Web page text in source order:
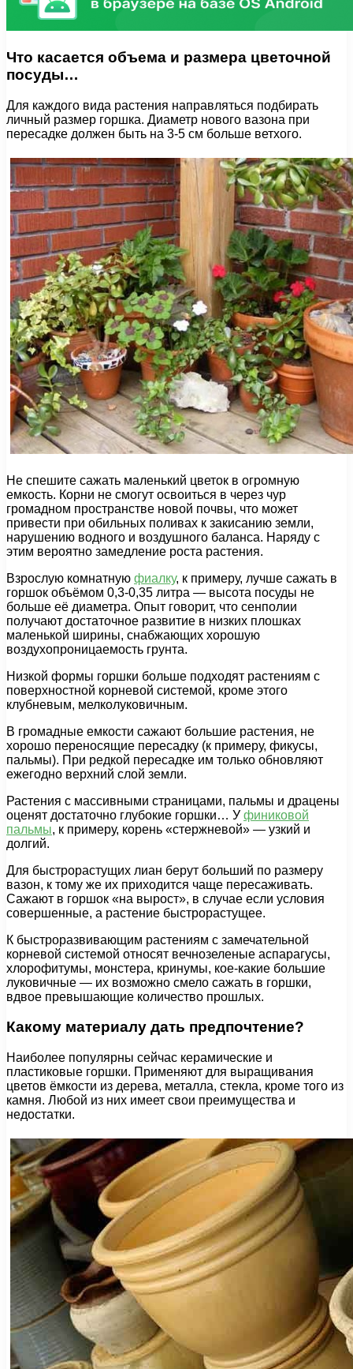
Что касается объема и размера цветочной
посуды…
Для каждого вида растения направляться подбирать
личный размер горшка. Диаметр нового вазона при
пересадке должен быть на 3-5 см больше ветхого.
Не спешите сажать маленький цветок в огромную
емкость. Корни не смогут освоиться в через чур
громадном пространстве новой почвы, что может
привести при обильных поливах к закисанию земли,
нарушению водного и воздушного баланса. Наряду с
этим вероятно замедление роста растения.
Взрослую комнатную фиалку, к примеру, лучше сажать в
горшок объёмом 0,3-0,35 литра — высота посуды не
больше её диаметра. Опыт говорит, что сенполии
получают достаточное развитие в низких плошках
маленькой ширины, снабжающих хорошую
воздухопроницаемость грунта.
Низкой формы горшки больше подходят растениям с
поверхностной корневой системой, кроме этого
клубневым, мелколуковичным.
В громадные емкости сажают большие растения, не
хорошо переносящие пересадку (к примеру, фикусы,
пальмы). При редкой пересадке им только обновляют
ежегодно верхний слой земли.
Растения с массивными страницами, пальмы и драцены
оценят достаточно глубокие горшки… У финиковой
пальмы, к примеру, корень «стержневой» — узкий и
долгий.
Для быстрорастущих лиан берут больший по размеру
вазон, к тому же их приходится чаще пересаживать.
Сажают в горшок «на вырост», в случае если условия
совершенные, а растение быстрорастущее.
К быстроразвивающим растениям с замечательной
корневой системой относят вечнозеленые аспарагусы,
хлорофитумы, монстера, кринумы, кое-какие большие
луковичные — их возможно смело сажать в горшки,
вдвое превышающие количество прошлых.
Какому материалу дать предпочтение?
Наиболее популярны сейчас керамические и
пластиковые горшки. Применяют для выращивания
цветов ёмкости из дерева, металла, стекла, кроме того из
камня. Любой из них имеет свои преимущества и
недостатки.